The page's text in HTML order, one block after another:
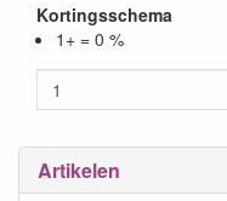
Kortingsschema
1+ = 0 %
Artikelen